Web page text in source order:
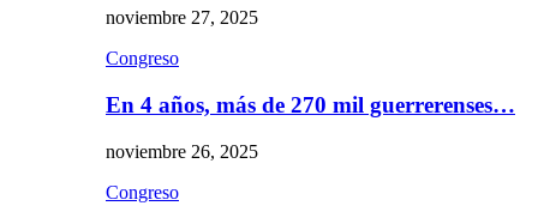
noviembre 27, 2025
Congreso
En 4 años, más de 270 mil guerrerenses…
noviembre 26, 2025
Congreso